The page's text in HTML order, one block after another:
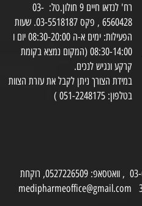
רח' לנדאו חיים 9 חולון.טל: 03-
6560428 , פקס 03-5518187. שעות
הפעילות: ימים א-ה 08:30-20:00 יום ו
08:30-14:00 (המקום נמצא בקומת
קרקע ונגיש לנכים.
במידת הצורך ניתן לקבל את עזרת הצוות
בטלפון: 051-2248175 )
לייעוץ עם רוקח נא לחייג למס' 03-6560428 , וואטסאפ: 0527226509, רוקחת